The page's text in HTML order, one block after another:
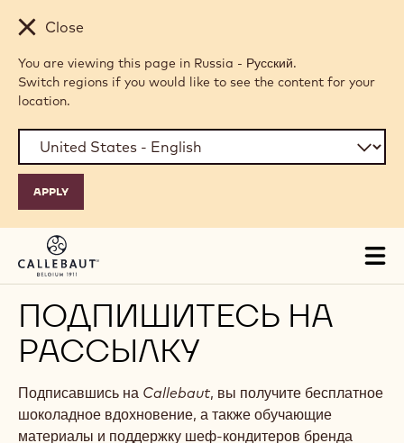
Skip to main content
Close
You are viewing this page in Russia - Русский.
Switch regions if you would like to see the content for your
location.
ПОДПИШИТЕСЬ НА
РАССЫЛКУ
Подписавшись на Callebaut, вы получите бесплатное
шоколадное вдохновение, а также обучающие
материалы и поддержку шеф-кондитеров бренда